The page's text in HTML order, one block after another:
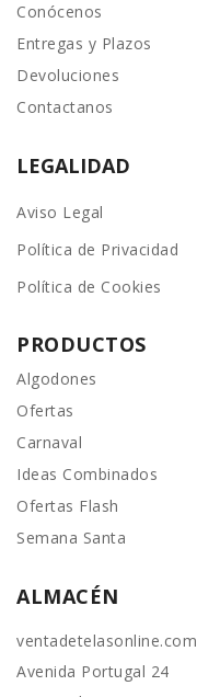
Conócenos
Entregas y Plazos
Devoluciones
Contactanos
LEGALIDAD
Aviso Legal
Política de Privacidad
Política de Cookies
PRODUCTOS
Algodones
Ofertas
Carnaval
Ideas Combinados
Ofertas Flash
Semana Santa
ALMACÉN
ventadetelasonline.com
Avenida Portugal 24